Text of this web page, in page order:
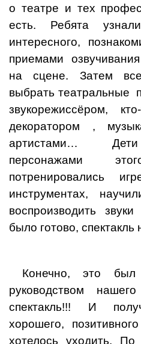
о театре и тех
есть. Ребята
интересного,
приемами
на сцене. Затем
выбрать театральные
звукорежиссёром,
декоратором ,
артистами… Дети
персонажами
потренировались
инструментах,
воспроизводить
было готово, спектакль
Конечно, это был
руководством
спектакль!!! И
хорошего,
хотелось уходить. По